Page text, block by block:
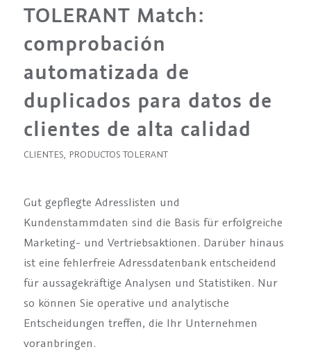
TOLERANT Match:
comprobación
automatizada de
duplicados para datos de
clientes de alta calidad
CLIENTES, PRODUCTOS TOLERANT
Gut gepflegte Adresslisten und
Kundenstammdaten sind die Basis für erfolgreiche
Marketing- und Vertriebsaktionen. Darüber hinaus
ist eine fehlerfreie Adressdatenbank entscheidend
für aussagekräftige Analysen und Statistiken. Nur
so können Sie operative und analytische
Entscheidungen treffen, die Ihr Unternehmen
voranbringen.